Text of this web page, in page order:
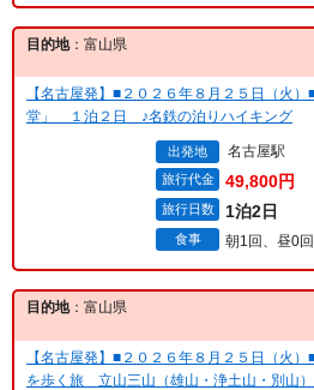
目的地：富山県
【名古屋発】■２０２６年８月２５日（火
堂」 １泊２日 ♪名鉄の泊りハイキング
出発地 名古屋駅
旅行代金 49,800円
旅行日数 1泊2日
食事 朝1回、昼0
目的地：富山県
【名古屋発】■２０２６年８月２５日（火
を歩く旅 立山三山（雄山・浄土山・別山